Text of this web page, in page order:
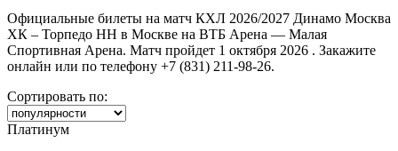
Официальные билеты на матч КХЛ 2026/2027 Динамо Москва
ХК – Торпедо НН в Москве на ВТБ Арена — Малая
Спортивная Арена. Матч пройдет 1 октября 2026 . Закажите
онлайн или по телефону +7 (831) 211-98-26.
Сортировать по:
Платинум